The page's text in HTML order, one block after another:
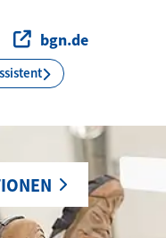
bgn.de